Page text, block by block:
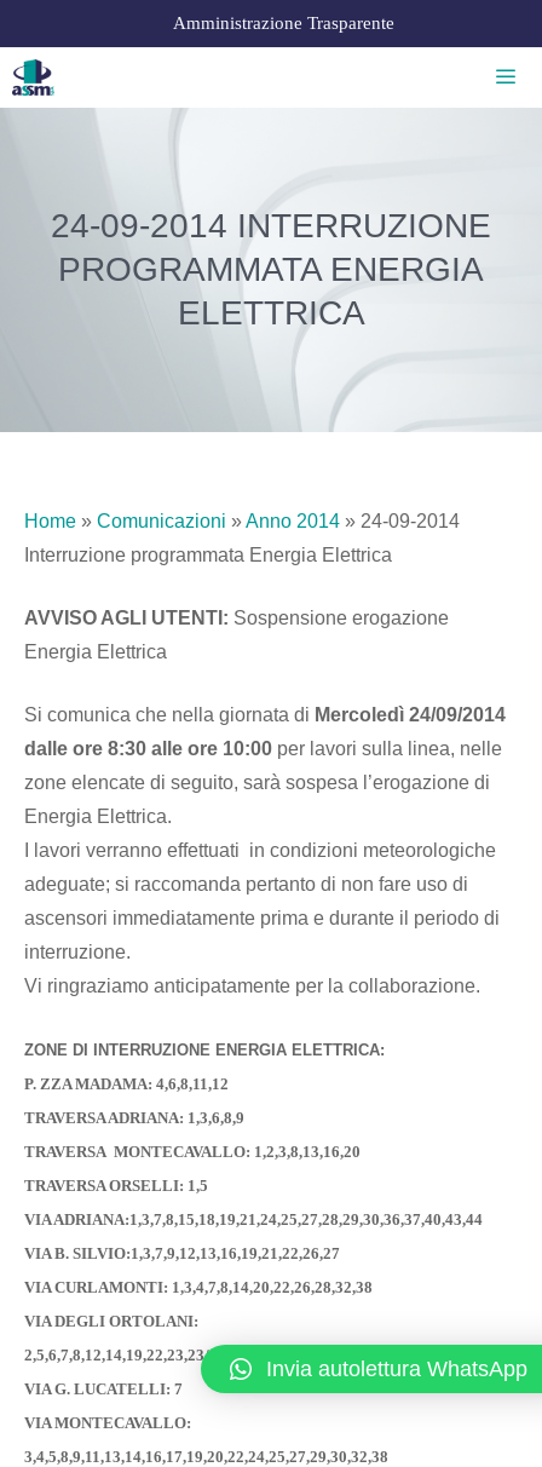
Amministrazione Trasparente
24-09-2014 INTERRUZIONE
PROGRAMMATA ENERGIA
ELETTRICA
Home » Comunicazioni »Anno 2014 » 24-09-2014
Interruzione programmata Energia Elettrica
AVVISO AGLI UTENTI: Sospensione erogazione
Energia Elettrica
Si comunica che nella giornata di Mercoledì 24/09/2014
dalle ore 8:30 alle ore 10:00 per lavori sulla linea, nelle
zone elencate di seguito, sarà sospesa l’erogazione di
Energia Elettrica.
I lavori verranno effettuati in condizioni meteorologiche
adeguate; si raccomanda pertanto di non fare uso di
ascensori immediatamente prima e durante il periodo di
interruzione.
Vi ringraziamo anticipatamente per la collaborazione.
ZONE DI INTERRUZIONE ENERGIA ELETTRICA:
P. ZZA MADAMA: 4,6,8,11,12
TRAVERSA ADRIANA: 1,3,6,8,9
TRAVERSA MONTECAVALLO: 1,2,3,8,13,16,20
TRAVERSA ORSELLI: 1,5
VIA ADRIANA:1,3,7,8,15,18,19,21,24,25,27,28,29,30,36,37,40,43,44
VIA B. SILVIO:1,3,7,9,12,13,16,19,21,22,26,27
VIA CURLAMONTI: 1,3,4,7,8,14,20,22,26,28,32,38
VIA DEGLI ORTOLANI:
2,5,6,7,8,12,14,19,22,23,23/A,24,25,30,31,35,39,43,49
VIA G. LUCATELLI: 7
VIA MONTECAVALLO:
3,4,5,8,9,11,13,14,16,17,19,20,22,24,25,27,29,30,32,38
Invia autolettura WhatsApp